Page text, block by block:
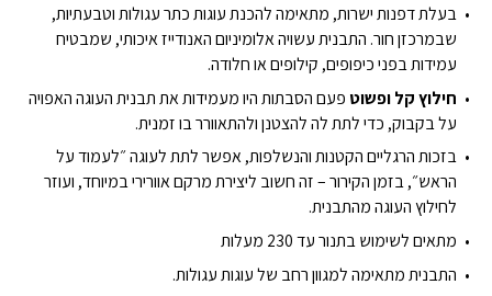
בעלת דפנות ישרות, מתאימה להכנת עוגות כתר עגולות וטבעתיות,
שבמרכזן חור. התבנית עשויה אלומיניום האנודייז איכותי, שמבטיח
עמידות בפני כיפופים, קילופים או חלודה.
חילוץ קל ופשוט פעם הסבתות היו מעמידות את תבנית העוגה האפויה
על בקבוק, כדי לתת לה להצטנן ולהתאוורר בו זמנית.
בזכות הרגליים הקטנות והנשלפות, אפשר לתת לעוגה ״לעמוד על
הראש״, בזמן הקירור – זה חשוב ליצירת מרקם אוורירי במיוחד, ועוזר
לחילוץ העוגה מהתבנית.
מתאים לשימוש בתנור עד 230 מעלות
התבנית מתאימה למגוון רחב של עוגות עגולות.